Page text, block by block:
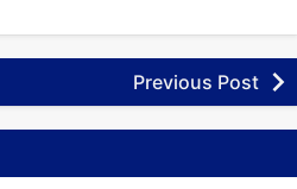
Previous Post